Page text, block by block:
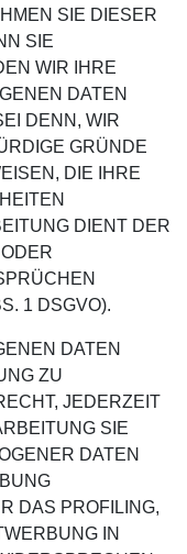
SIE DIESER
SIE
WIR IHRE
DATEN
DENN, WIR
GRÜNDE
DIE IHRE
DIENT DER
1 DSGVO).
DATEN
ZU
JEDERZEIT
SIE
DATEN
DAS PROFILING,
IN